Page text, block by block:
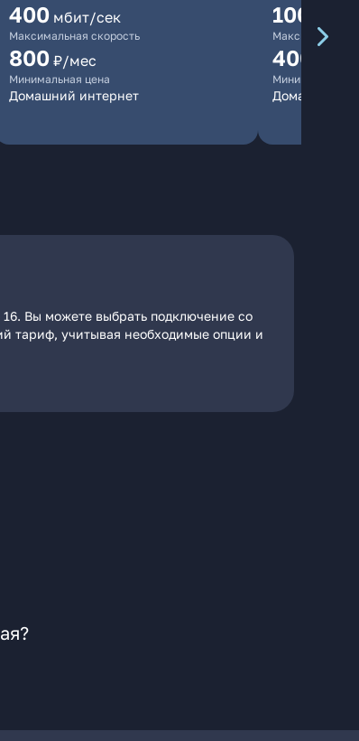
400 мбит/сек
Максимальная скорость
800 ₽/мес
Минимальная цена
Домашний интернет
100
Максимальная
400
Минимальная
Домашний
Вы можете выбрать подключение со
тариф, учитывая необходимые опции и